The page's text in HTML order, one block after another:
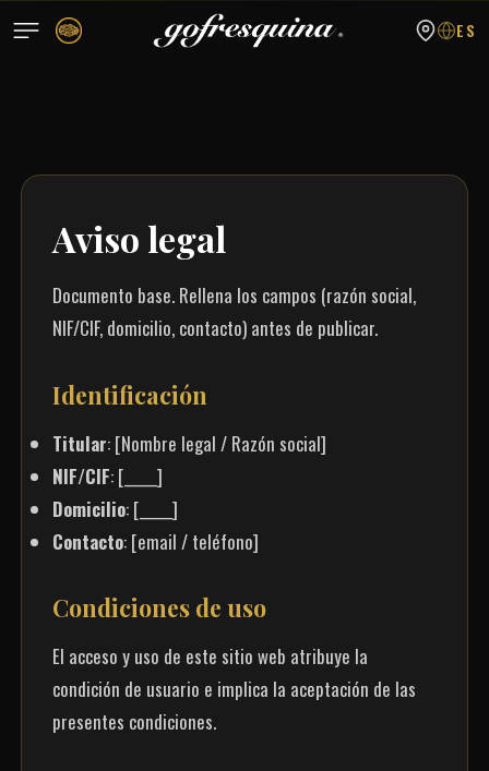
ES
Aviso legal
Documento base. Rellena los campos (razón social,
NIF/CIF, domicilio, contacto) antes de publicar.
Identificación
Titular: [Nombre legal / Razón social]
NIF/CIF: [_____]
Domicilio: [_____]
Contacto: [email / teléfono]
Condiciones de uso
El acceso y uso de este sitio web atribuye la
condición de usuario e implica la aceptación de las
presentes condiciones.